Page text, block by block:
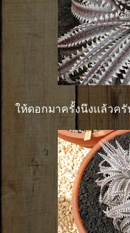
ให้ดอกมาครั้งนึงเเล้วค